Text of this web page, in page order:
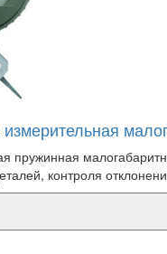
пружинная
контроля